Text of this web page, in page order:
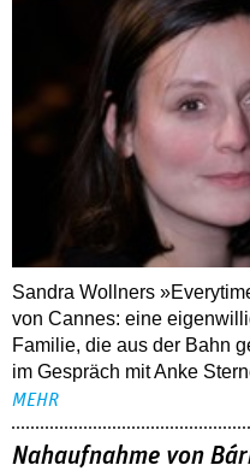
Sandra Wollners
von Cannes: eine
Familie, die aus der Bahn
im Gespräch mit Anke
MEHR
Nahaufnahme von